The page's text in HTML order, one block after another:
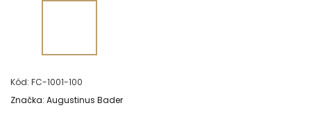
Kód: FC-1001-100
Značka: Augustinus Bader